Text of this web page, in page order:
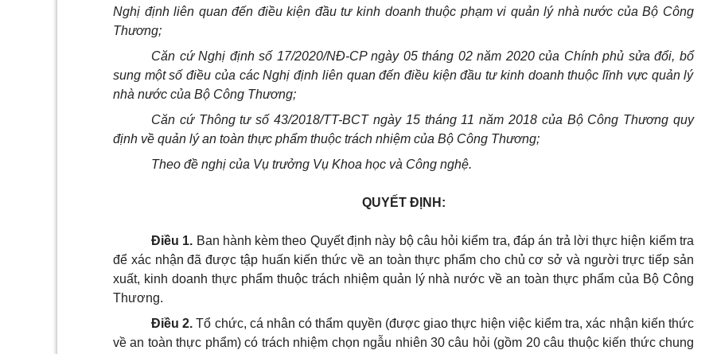
Nghị địnhliên quan đến điều kiện đầu tư kinh doanh thuộc phạm vi quản lý nhà nước của Bộ Công
Thương;
Căn cứ Nghị định số 17/2020/NĐ-CP ngày 05 tháng 02 năm 2020 của Chính phủ sửa đổi, bổ
sung một số điều của các Nghị định liên quan đến điều kiện đầu tư kinh doanh thuộc lĩnh vực quản lý
nhà nước của Bộ Công Thương;
Căn cứ Thông tư số 43/2018/TT-BCT ngày 15 tháng 11 năm 2018 của Bộ Công Thương quy
định về quản lý an toàn thực phẩm thuộc trách nhiệm của Bộ Công Thương;
Theo đề nghị của Vụ trưởng Vụ Khoa học và Công nghệ.
QUYẾT ĐỊNH:
Điều 1. Ban hành kèm theo Quyết định này bộ câu hỏi kiểm tra, đáp án trả lời thực hiện kiểm tra
để xác nhận đã được tập huấn kiến thức về an toàn thực phẩm cho chủ cơ sở và người trực tiếp sản
xuất, kinh doanh thực phẩm thuộc trách nhiệm quản lý nhà nước về an toàn thực phẩm của Bộ Công
Thương.
Điều 2. Tổ chức, cá nhân có thẩm quyền (được giao thực hiện việc kiểm tra, xác nhận kiến thức
về an toàn thực phẩm) có trách nhiệm chọn ngẫu nhiên 30 câu hỏi (gồm 20 câu thuộc kiến thức chung